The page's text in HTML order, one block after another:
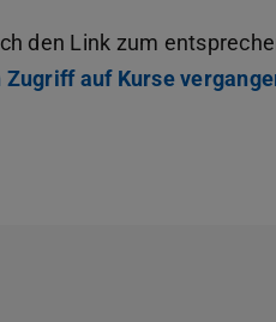
den Link zum
Zugriff auf Kurse